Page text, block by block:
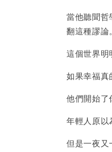
當他聽聞哲
翻這種謬論
這個世界明
如果幸福真
他們開始了
年輕人原以
但是一夜又